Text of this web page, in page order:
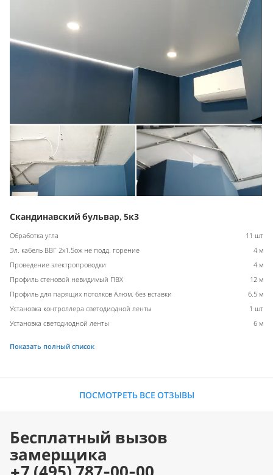
Скандинавский бульвар, 5к3
Обработка угла
11 шт
Эл. кабель ВВГ 2х1.5ож не подд. горение
4 м
Проведение электропроводки
4 м
Профиль стеновой невидимый ПВХ
12 м
Профиль для парящих потолков Алюм. без вставки
6.5 м
Установка контроллера светодиодной ленты
1 шт
Установка светодиодной ленты
6 м
Показать полный список
ПОСМОТРЕТЬ ВСЕ ОТЗЫВЫ
Бесплатный вызов
замерщика